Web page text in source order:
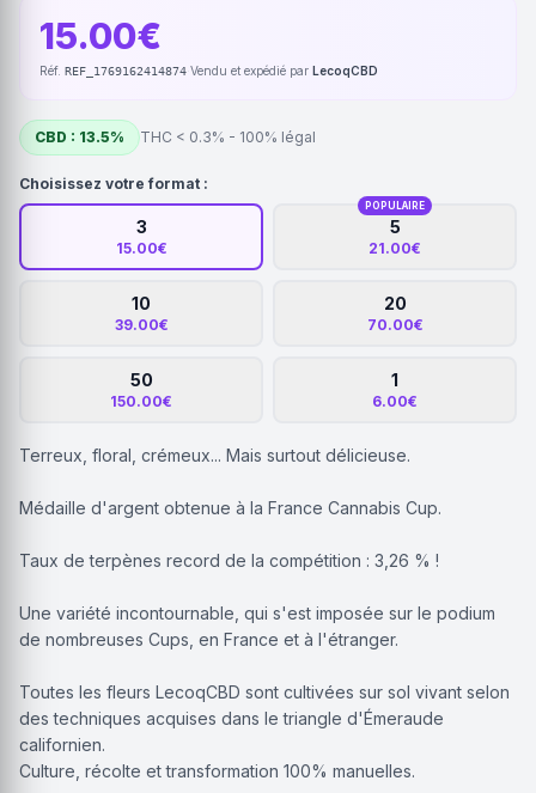
15.00€
Réf. REF_1769162414874 Vendu et expédié par LecoqCBD
CBD : 13.5% THC < 0.3% - 100% légal
Choisissez votre format :
3
15.00€
POPULAIRE
5
21.00€
10
39.00€
20
70.00€
50
150.00€
1
6.00€
Terreux, floral, crémeux... Mais surtout délicieuse.
Médaille d'argent obtenue à la France Cannabis Cup.
Taux de terpènes record de la compétition : 3,26 % !
Une variété incontournable, qui s'est imposée sur le podium
de nombreuses Cups, en France et à l'étranger.
Toutes les fleurs LecoqCBD sont cultivées sur sol vivant selon
des techniques acquises dans le triangle d'Émeraude
californien.
Culture, récolte et transformation 100% manuelles.